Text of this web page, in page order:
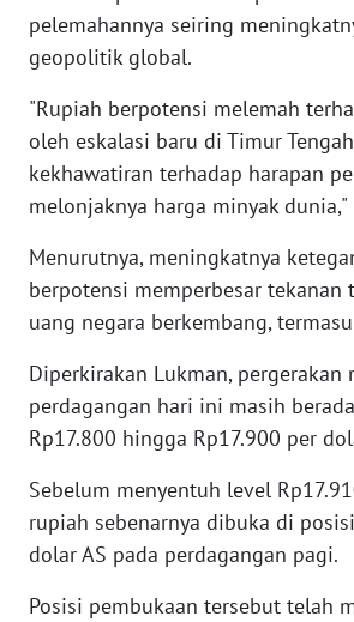
pelemahannya seiring
geopolitik global.
"Rupiah berpotensi melemah
oleh eskalasi baru di Timur
kekhawatiran terhadap harapan
melonjaknya harga minyak
Menurutnya, meningkatnya
berpotensi memperbesar tekanan
uang negara berkembang,
Diperkirakan Lukman, pergerakan
perdagangan hari ini masih
Rp17.800 hingga Rp17.900 per
Sebelum menyentuh level
rupiah sebenarnya dibuka di
dolar AS pada perdagangan pagi.
Posisi pembukaan tersebut telah
WN
NTT
KEPRI
WN
PAPUA
WN
PAPUA
BARAT
WN
RIAU
SERAMBI
WN